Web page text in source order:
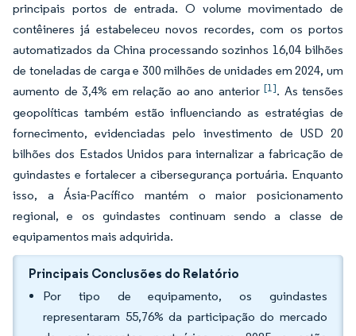
principais portos de entrada. O volume movimentado de
contêineres já estabeleceu novos recordes, com os portos
automatizados da China processando sozinhos 16,04 bilhões
de toneladas de carga e 300 milhões de unidades em 2024, um
aumento de 3,4% em relação ao ano anterior [1]. As tensões
geopolíticas também estão influenciando as estratégias de
fornecimento, evidenciadas pelo investimento de USD 20
bilhões dos Estados Unidos para internalizar a fabricação de
guindastes e fortalecer a cibersegurança portuária. Enquanto
isso, a Ásia-Pacífico mantém o maior posicionamento
regional, e os guindastes continuam sendo a classe de
equipamentos mais adquirida.
Principais Conclusões do Relatório
Por tipo de equipamento, os guindastes
representaram 55,76% da participação do mercado